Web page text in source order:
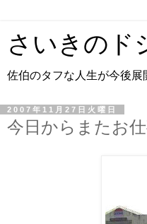
さいきのド
佐伯のタフな人生が今後
2007年11月27日火曜日
今日からまたお